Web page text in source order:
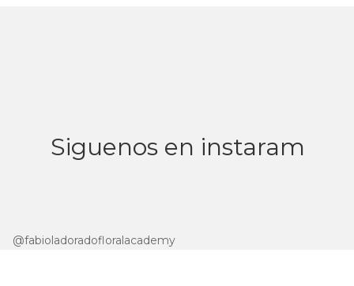
Siguenos en instaram
@fabioladoradofloralacademy